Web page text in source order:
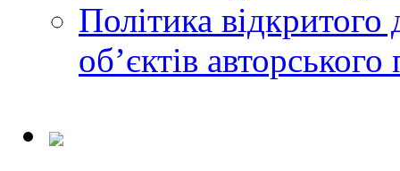
Політика
обʼєктів авторського